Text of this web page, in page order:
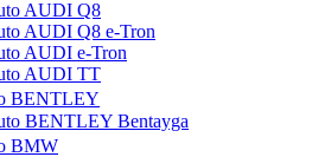
AUDI Q8
AUDI Q8 e-Tron
AUDI e-Tron
AUDI TT
BENTLEY
BENTLEY Bentayga
BMW